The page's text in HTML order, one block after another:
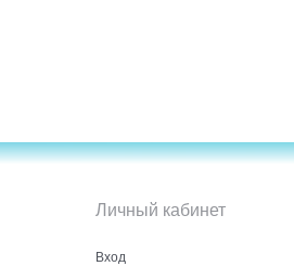
Личный кабинет
Вход